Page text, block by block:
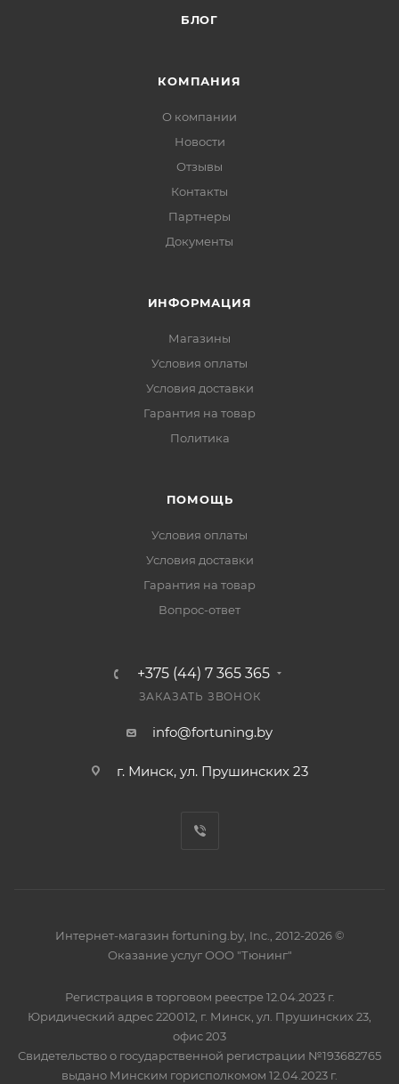
БЛОГ
КОМПАНИЯ
О компании
Новости
Отзывы
Контакты
Партнеры
Документы
ИНФОРМАЦИЯ
Магазины
Условия оплаты
Условия доставки
Гарантия на товар
Политика
ПОМОЩЬ
Условия оплаты
Условия доставки
Гарантия на товар
Вопрос-ответ
+375 (44) 7 365 365
ЗАКАЗАТЬ ЗВОНОК
info@fortuning.by
г. Минск, ул. Прушинских 23
Интернет-магазин fortuning.by, Inc., 2012-2026 ©
Оказание услуг ООО "Тюнинг"
Регистрация в торговом реестре 12.04.2023 г.
Юридический адрес 220012, г. Минск, ул. Прушинских 23,
офис 203
Свидетельство о государственной регистрации №193682765
выдано Минским горисполкомом 12.04.2023 г.